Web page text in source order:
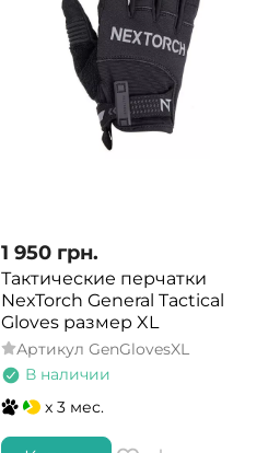
1 950 грн.
Тактические перчатки
NexTorch General Tactical
Gloves размер XL
Артикул GenGlovesXL
В наличии
x 3 мес.